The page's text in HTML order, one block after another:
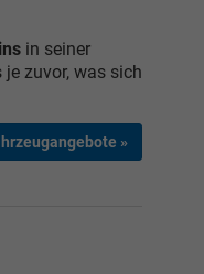
in seiner
zuvor, was sich
»